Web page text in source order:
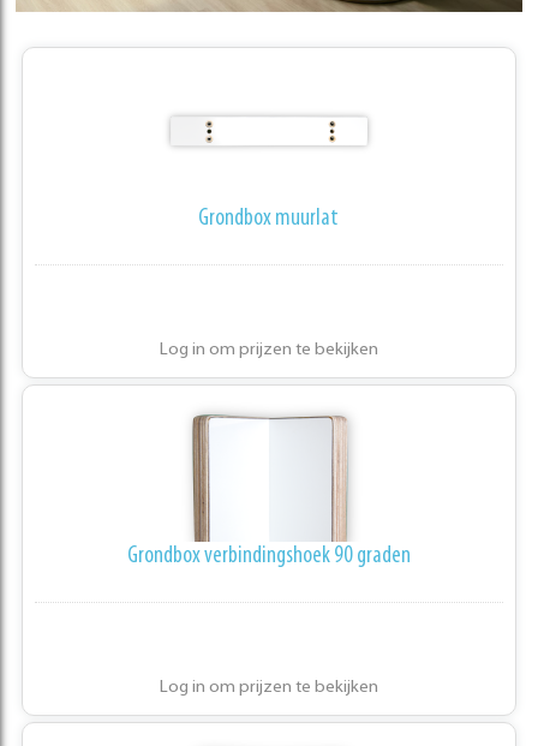
Grondbox muurlat
Log in om prijzen te bekijken
Grondbox verbindingshoek 90 graden
Log in om prijzen te bekijken